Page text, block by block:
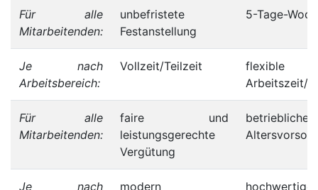
Für alle
Mitarbeitenden:
unbefristete
Festanstellung
5-Tage-
Je nach
Arbeitsbereich:
Vollzeit/Teilzeit
flexible
Arbeitszeit/
Für alle
Mitarbeitenden:
faire und
leistungsgerechte
Vergütung
betriebliche
Je nach
modern
hochwertige